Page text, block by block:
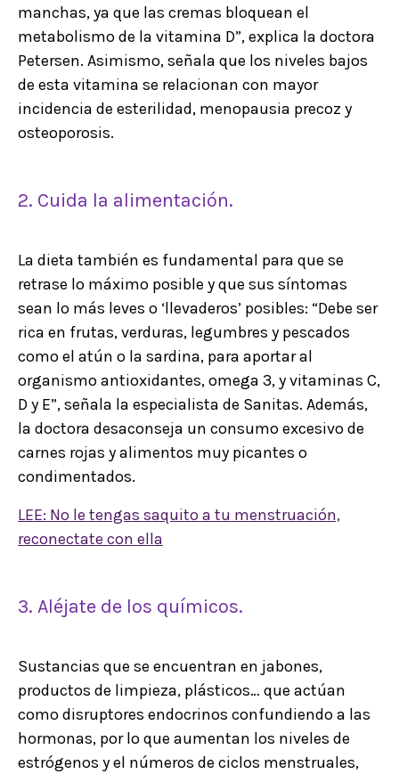
manchas, ya que las cremas bloquean el
metabolismo de la vitamina D”, explica la doctora
Petersen. Asimismo, señala que los niveles bajos
de esta vitamina se relacionan con mayor
incidencia de esterilidad, menopausia precoz y
osteoporosis.
2. Cuida la alimentación.
La dieta también es fundamental para que se
retrase lo máximo posible y que sus síntomas
sean lo más leves o ‘llevaderos’ posibles: “Debe ser
rica en frutas, verduras, legumbres y pescados
como el atún o la sardina, para aportar al
organismo antioxidantes, omega 3, y vitaminas C,
D y E”, señala la especialista de Sanitas. Además,
la doctora desaconseja un consumo excesivo de
carnes rojas y alimentos muy picantes o
condimentados.
LEE: No le tengas saquito a tu menstruación,
reconectate con ella
3. Aléjate de los químicos.
Sustancias que se encuentran en jabones,
productos de limpieza, plásticos… que actúan
como disruptores endocrinos confundiendo a las
hormonas, por lo que aumentan los niveles de
estrógenos y el números de ciclos menstruales,